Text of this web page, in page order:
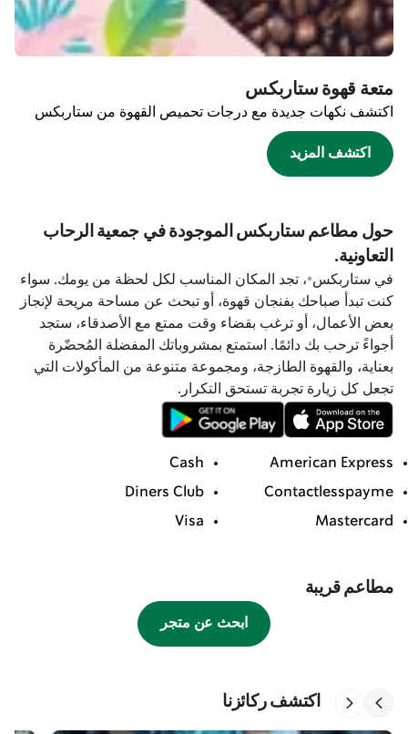
متعة قهوة ستاربكس
اكتشف نكهات جديدة مع درجات تحميص القهوة من ستاربكس
اكتشف المزيد
حول مطاعم ستاربكس الموجودة في جمعية الرحاب
التعاونية.
في ستاربكس®، تجد المكان المناسب لكل لحظة من يومك. سواء
كنت تبدأ صباحك بفنجان قهوة، أو تبحث عن مساحة مريحة لإنجاز
بعض الأعمال، أو ترغب بقضاء وقت ممتع مع الأصدقاء، ستجد
أجواءً ترحب بك دائمًا. استمتع بمشروباتك المفضلة المُحضّرة
بعناية، والقهوة الطازجة، ومجموعة متنوعة من المأكولات التي
تجعل كل زيارة تجربة تستحق التكرار.
American Express
Cash
Contactlesspayme
Diners Club
Mastercard
Visa
مطاعم قريبة
ابحث عن متجر
اكتشف ركائزنا